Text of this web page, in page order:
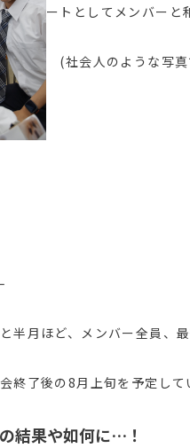
ートとしてメンバーと
(社会人のような写
半月ほど、メンバー全員、
終了後の8月上旬を予定して
結果や如何に…！